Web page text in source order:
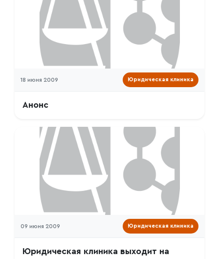
18 июня 2009 Юридическая клиника
Анонс
09 июня 2009 Юридическая клиника
Юридическая клиника выходит на